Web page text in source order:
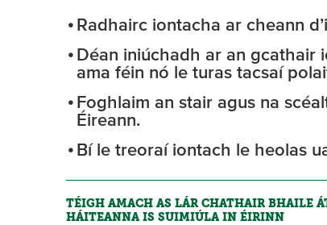
Radhairc iontacha ar cheann
Déan iniúchadh ar an gcathair
ama féin nó le turas tacsaí
Foghlaim an stair agus na
Éireann.
Bí le treoraí iontach le heolas
TÉIGH AMACH AS LÁR CHATHAIR BHAILE
HÁITEANNA IS SUIMIÚLA IN ÉIRINN